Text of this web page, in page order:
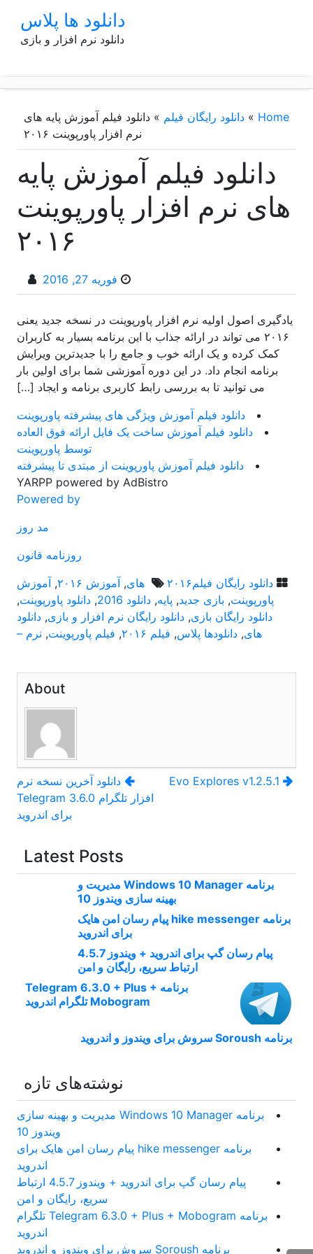
دانلود ها پلاس
دانلود نرم افزار و بازی
Home
»دانلود رایگان فیلم »دانلود فیلم آموزش پایه های
نرم افزار پاورپوینت ۲۰۱۶
دانلود فیلم آموزش پایه
های نرم افزار پاورپوینت
۲۰۱۶
فوریه 27, 2016
یادگیری اصول اولیه نرم افزار پاورپوینت در نسخه جدید یعنی
۲۰۱۶ می تواند در ارائه جذاب با این برنامه بسیار به کاربران
کمک کرده و یک ارائه خوب و جامع را با جدیدترین ویرایش
برنامه انجام داد. در این دوره آموزشی شما برای اولین بار
می توانید تا به بررسی رابط کاربری برنامه و ایجاد […]
دانلود فیلم آموزش ویژگی های پیشرفته پاورپوینت
دانلود فیلم آموزش ساخت یک فایل ارائه فوق العاده
توسط پاورپوینت
دانلود فیلم آموزش پاورپوینت از مبتدی تا پیشرفته
YARPP powered by AdBistro
Powered by
مد روز
روزنامه قانون
دانلود رایگان فیلم۲۰۱۶ های , آموزش ۲۰۱۶ , آموزش
پاورپوینت, بازی جدید, پایه,دانلود 2016 ,دانلود پاورپوینت,
دانلود رایگان بازی,دانلود رایگان نرم افزار و بازی,دانلود
های,دانلودها پلاس, فیلم ۲۰۱۶ , فیلم پاورپوینت, نرم –
About
راهبری
دانلود آخرین نسخه نرم
افزار تلگرام Telegram 3.6.0
برای اندروید
Evo Explores v1.2.5.1
Latest Posts
برنامه Windows 10 Manager مدیریت و
بهینه سازی ویندوز 10
برنامه hike messenger پیام‌ رسان‌ امن هایک
برای اندروید
پیام رسان گپ برای اندروید + ویندوز 4.5.7
ارتباط سریع، رایگان و امن
برنامه Telegram 6.3.0 + Plus +
Mobogram تلگرام اندروید
برنامه Soroush سروش برای ویندوز و اندروید
نوشته‌های تازه
برنامه Windows 10 Manager مدیریت و بهینه سازی
ویندوز 10
برنامه hike messenger پیام‌ رسان‌ امن هایک برای
اندروید
پیام رسان گپ برای اندروید + ویندوز 4.5.7 ارتباط
سریع، رایگان و امن
برنامه Telegram 6.3.0 + Plus + Mobogram تلگرام
اندروید
برنامه Soroush سروش برای ویندوز و اندروید